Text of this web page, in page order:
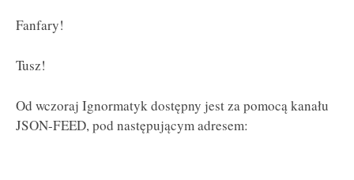
Fanfary!
Tusz!
Od wczoraj Ignormatyk dostępny jest za pomocą kanału
JSON-FEED, pod następującym adresem: